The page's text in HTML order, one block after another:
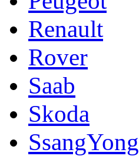
Renault
Rover
Saab
Skoda
SsangYong